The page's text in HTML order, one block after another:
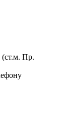
(ст.м. Пр.